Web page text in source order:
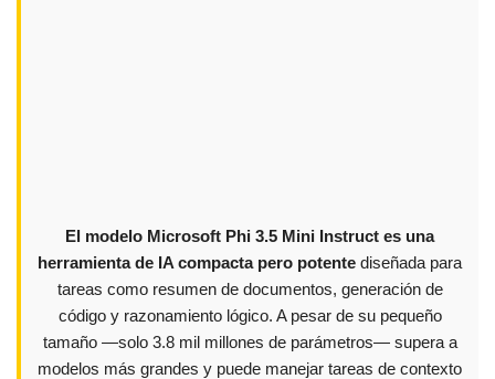
El modelo Microsoft Phi 3.5 Mini Instruct es una
herramienta de IA compacta pero potente diseñada para
tareas como resumen de documentos, generación de
código y razonamiento lógico. A pesar de su pequeño
tamaño —solo 3.8 mil millones de parámetros— supera a
modelos más grandes y puede manejar tareas de contexto